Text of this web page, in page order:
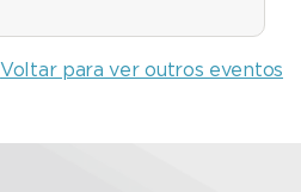
Voltar para ver outros eventos